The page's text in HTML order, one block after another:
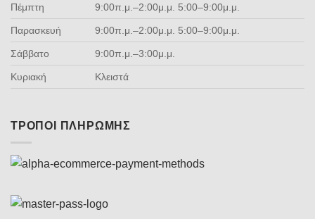
Πέμπτη 9:00π.μ.–2:00μ.μ. 5:00–9:00μ.μ.
Παρασκευή 9:00π.μ.–2:00μ.μ. 5:00–9:00μ.μ.
Σάββατο 9:00π.μ.–3:00μ.μ.
Κυριακή Κλειστά
ΤΡΌΠΟΙ ΠΛΗΡΩΜΉΣ